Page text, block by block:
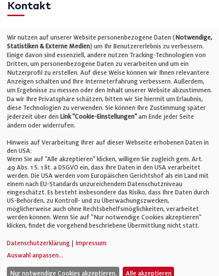
Kontakt
Telefon: +49 (0)711 2585563-0
E-Mail:info@bauelemente-bau.eu
Unternehmen
Impressum
Cookie-Einstellungen
AGB
© Verlag für Fachpublizistik GmbH
Wir nutzen auf unserer Website personenbezogene Daten (Notwendige,
Statistiken & Externe Medien) um Ihr Benutzererlebnis zu verbessern.
Einige davon sind essenziell, andere nutzen Tracking-Technologien von
Dritten, um personenbezogene Daten zu verarbeiten und um ein
Nutzerprofil zu erstellen. Auf diese Weise können wir Ihnen relevantere
Anzeigen schalten und Ihre Interneterfahrung verbessern. Außerdem,
um Ergebnisse zu messen oder den Inhalt unserer Website abzustimmen.
Da wir Ihre Privatsphäre schätzen, bitten wir Sie hiermit um Erlaubnis,
diese Technologien zu verwenden. Sie können Ihre Zustimmung später
jederzeit über den Link "Cookie-Einstellungen" am Ende jeder Seite
ändern oder widerrufen.
Hinweis auf Verarbeitung Ihrer auf dieser Webseite erhobenen Daten in
den USA:
Wenn Sie auf "Alle akzeptieren" klicken, willigen Sie zugleich gem. Art.
49 Abs. 1 S. 1 lit. a DSGVO ein, dass Ihre Daten in den USA verarbeitet
werden. Die USA werden vom Europäischen Gerichtshof als ein Land mit
einem nach EU-Standards unzureichendem Datenschutzniveau
eingeschätzt. Es besteht insbesondere das Risiko, dass Ihre Daten durch
US-Behörden, zu Kontroll- und zu Überwachungszwecken,
möglicherweise auch ohne Rechtsbehelfsmöglichkeiten, verarbeitet
werden können. Wenn Sie auf "Nur notwendige Cookies akzeptieren"
klicken, findet die vorgehend beschriebene Übermittlung nicht statt.
Datenschutzerklärung
Impressum
Auswahl anpassen...
Nur notwendige Cookies akzeptieren. Alle akzeptieren